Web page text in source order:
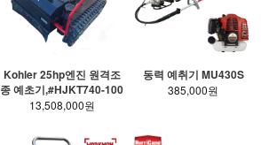
Kohler 25hp엔진 원격조
종 예초기,#HJKT740-100
13,508,000원
동력 예취기 MU430S
385,000원